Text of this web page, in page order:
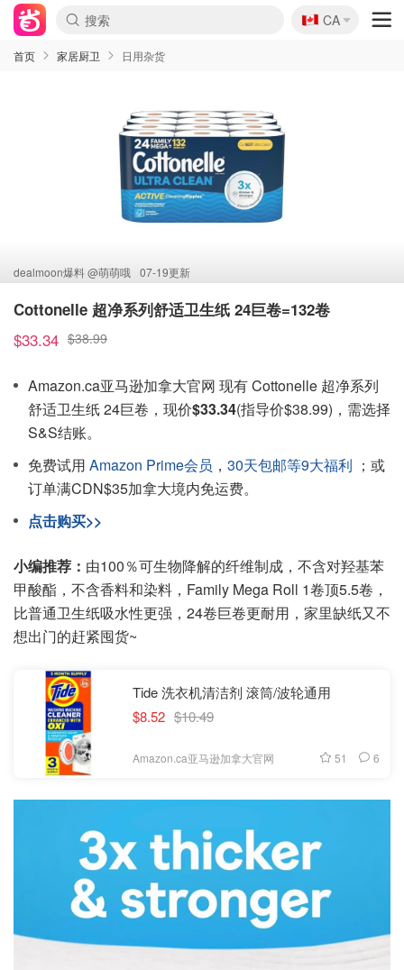
🇨🇦
CA
首页 家居厨卫 日用杂货
dealmoon爆料 @萌萌哦 07-19更新
Cottonelle 超净系列舒适卫生纸 24巨卷=132卷
$33.34 $38.99
Amazon.ca亚马逊加拿大官网 现有 Cottonelle 超净系列
舒适卫生纸 24巨卷，现价$33.34(指导价$38.99)，需选择
S&S结账。
免费试用 Amazon Prime会员 ， 30天包邮等9大福利 ；或
订单满CDN$35加拿大境内免运费。
点击购买>>
小编推荐： 由100％可生物降解的纤维制成，不含对羟基苯
甲酸酯，不含香料和染料，Family Mega Roll 1卷顶5.5卷，
比普通卫生纸吸水性更强，24卷巨卷更耐用，家里缺纸又不
想出门的赶紧囤货~
Tide 洗衣机清洁剂 滚筒/波轮通用
$8.52 $10.49
Amazon.ca亚马逊加拿大官网 51 6